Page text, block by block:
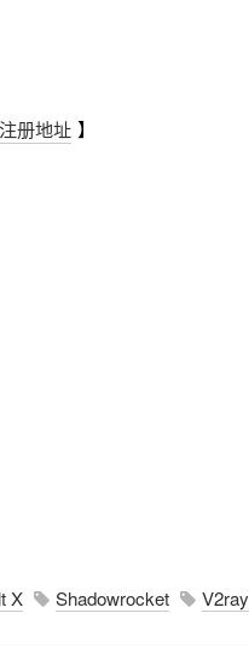
册地址 】
X Shadowrocket V2ray